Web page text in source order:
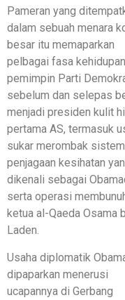
Pameran yang
dalam sebuah menara
besar itu memaparkan
pelbagai fasa kehidupan
pemimpin Parti
sebelum dan selepas
menjadi presiden kulit
pertama AS, termasuk
sukar merombak sistem
penjagaan kesihatan
dikenali sebagai
serta operasi
ketua al-Qaeda Osama
Laden.
Usaha diplomatik
dipaparkan menerusi
ucapannya di Gerbang